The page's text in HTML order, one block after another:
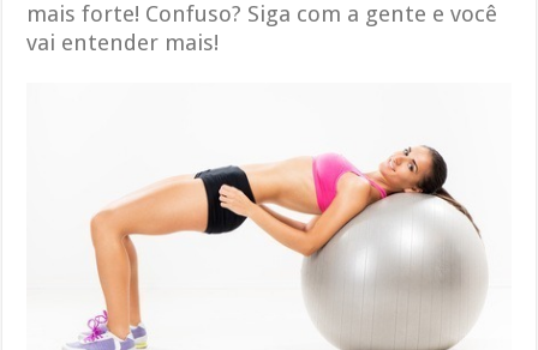
mais forte! Confuso? Siga com a gente e você
vai entender mais!